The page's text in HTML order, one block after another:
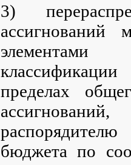
3)
ассигнований
пределах
бюджета по